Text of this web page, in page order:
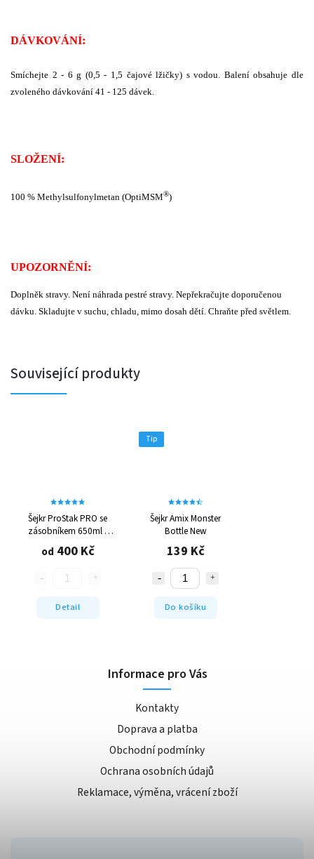
DÁVKOVÁNÍ:
Smíchejte 2 - 6 g (0,5 - 1,5 čajové lžičky) s vodou. Balení obsahuje dle
zvoleného dávkování 41 - 125 dávek.
SLOŽENÍ:
100 % Methylsulfonylmetan (OptiMSM®)
UPOZORNĚNÍ:
Doplněk stravy. Není náhrada pestré stravy. Nepřekračujte doporučenou
dávku. Skladujte v suchu, chladu, mimo dosah dětí. Chraňte před světlem.
Související produkty
Šejkr ProStak PRO se
zásobníkem 650ml -
různé barvy
od 400 Kč
Detail
Tip
Šejkr Amix Monster
Bottle New
139 Kč
Do košíku
Informace pro Vás
Kontakty
Doprava a platba
Obchodní podmínky
Ochrana osobních údajů
Reklamace, výměna, vrácení zboží